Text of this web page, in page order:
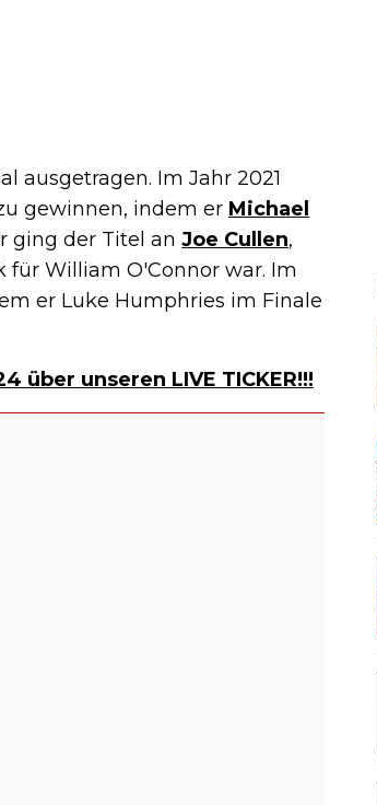
ausgetragen. Im Jahr 2021
gewinnen, indem er Michael
ging der Titel an Joe Cullen,
für William O'Connor war. Im
er Luke Humphries im Finale
über unseren LIVE TICKER!!!